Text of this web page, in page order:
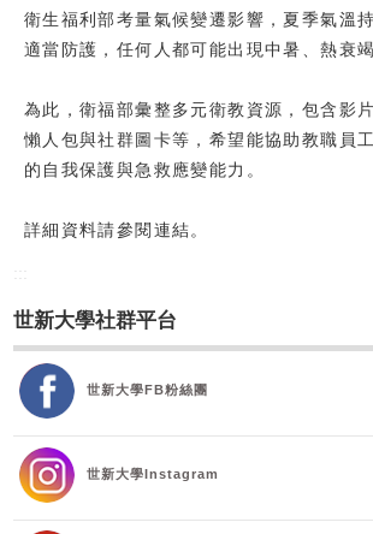
教職員
校友
媒體
衛生福利部考量氣候變遷影響，夏季氣溫
適當防護，任何人都可能出現中暑、熱衰
為此，衛福部彙整多元衛教資源，包含影
懶人包與社群圖卡等，希望能協助教職員
的自我保護與急救應變能力。
詳細資料請參閱連結。
世新大學社群平台
世新大學FB粉絲團
世新大學Instagram